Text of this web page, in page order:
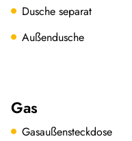
Dusche separat
Außendusche
Gas
Gasaußensteckdose